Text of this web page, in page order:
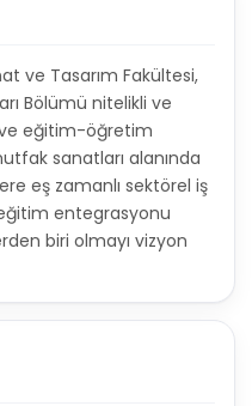
ve Tasarım Fakültesi,
Bölümü nitelikli ve
ve eğitim-öğretim
sanatları alanında
eş zamanlı sektörel iş
entegrasyonu
biri olmayı vizyon